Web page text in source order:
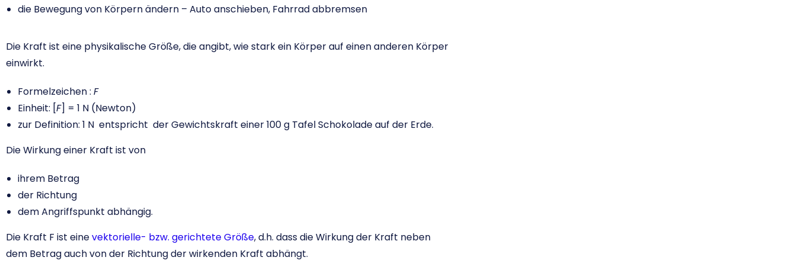
die Bewegung von Körpern ändern – Auto anschieben, Fahrrad abbremsen
Die Kraft ist eine physikalische Größe, die angibt, wie stark ein Körper auf einen anderen Körper
einwirkt.
Formelzeichen : F
Einheit: [F] = 1 N (Newton)
zur Definition: 1 N entspricht der Gewichtskraft einer 100 g Tafel Schokolade auf der Erde.
Die Wirkung einer Kraft ist von
ihrem Betrag
der Richtung
dem Angriffspunkt abhängig.
Die Kraft F ist einevektorielle- bzw. gerichtete Größe, d.h. dass die Wirkung der Kraft neben
dem Betrag auch von der Richtung der wirkenden Kraft abhängt.